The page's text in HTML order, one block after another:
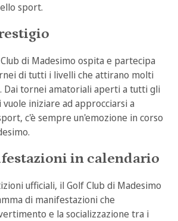
sport.
di Madesimo ospita e partecipa
di tutti i livelli che attirano molti
Dai tornei amatoriali aperti a tutti gli
vuole iniziare ad approcciarsi a
c'è sempre un'emozione in corso
in calendario
ufficiali, il Golf Club di Madesimo
di manifestazioni che
e la socializzazione tra i